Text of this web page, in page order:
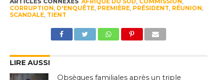
CORRUPTION D'ENQUÊTE, PREMIÈRE, PRÉSIDENT RÉUNION
SCANDALE, TIENT
LIRE AUSSI
Obsèques familiales après un triple